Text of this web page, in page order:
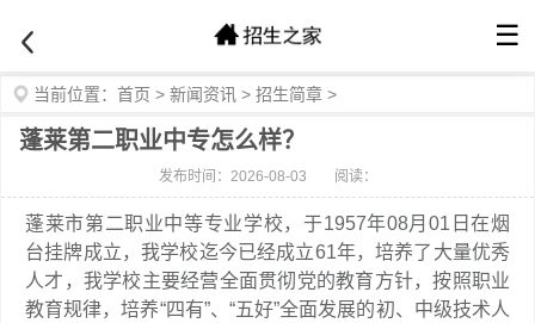
☰
当前位置： 首页 > 新闻资讯 > 招生简章 >
蓬莱第二职业中专怎么样？
发布时间：2026-08-03 阅读：
蓬莱市第二职业中等专业学校，于1957年08月01日在烟
台挂牌成立，我学校迄今已经成立61年，培养了大量优秀
人才，我学校主要经营全面贯彻党的教育方针，按照职业
教育规律，培养“四有”、“五好”全面发展的初、中级技术人